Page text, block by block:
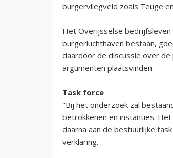
burgervliegveld zoals Teuge
Het Overijsselse
burgerluchthaven bestaan,
daardoor de discussie over
argumenten plaatsvinden.
Task force
"Bij het onderzoek zal
betrokkenen en instanties. Het
daarna aan de bestuurlijke
verklaring.